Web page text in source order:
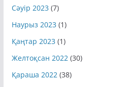
Сәуір 2023 (7)
Наурыз 2023 (1)
Қаңтар 2023 (1)
Желтоқсан 2022(30)
Қараша 2022(38)